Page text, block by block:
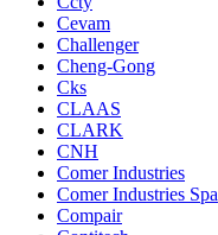
Cevam
Challenger
Cheng-Gong
Cks
CLAAS
CLARK
CNH
Comer Industries
Comer Industries Spa
Compair